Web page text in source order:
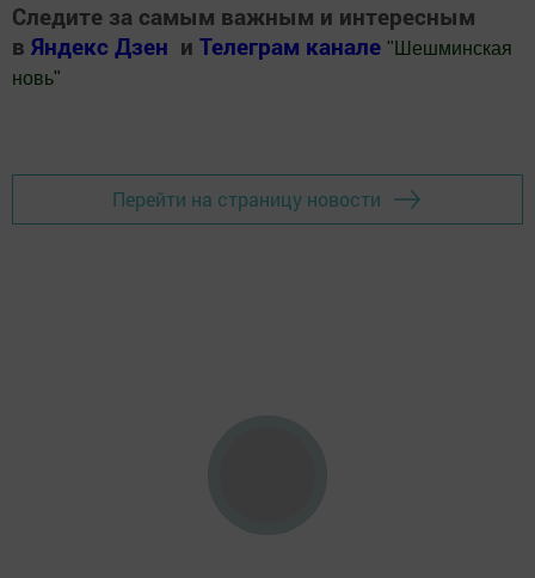
Следите за самым важным и интересным
в Яндекс Дзен и Телеграм канале " Шешминская
новь"
Перейти на страницу новости